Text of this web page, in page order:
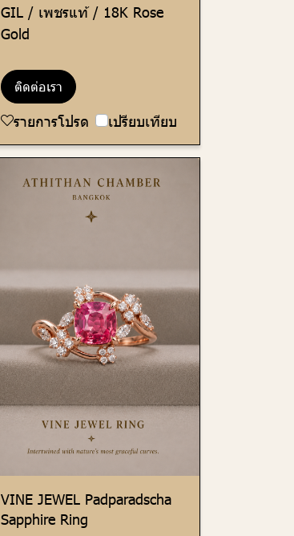
GIL / เพชรแท้ / 18K Rose
Gold
ติดต่อเรา
รายการโปรด เปรียบเทียบ
VINE JEWEL Padparadscha
Sapphire Ring